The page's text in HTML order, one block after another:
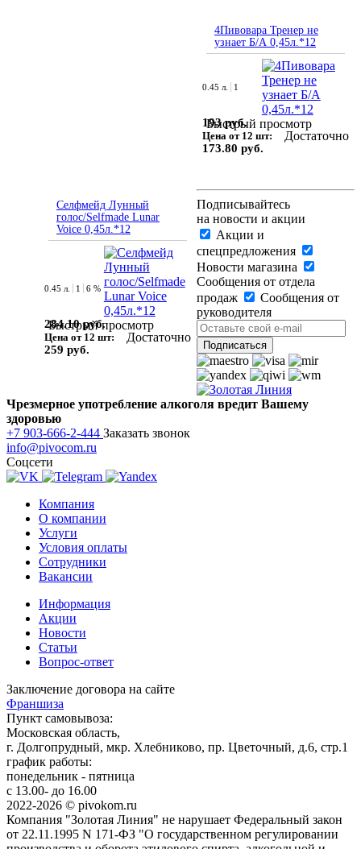
4Пивовара Тренер не
узнает Б/А 0,45л.*12
Быстрый просмотр
0.45 л. 1
193 руб.
Цена от 12 шт:
173.80 руб.
Достаточно
Селфмейд Лунный
голос/Selfmade Lunar
Voice 0,45л.*12
Быстрый просмотр
0.45 л. 1 6 %
284.10 руб.
Цена от 12 шт:
259 руб.
Достаточно
Подписывайтесь
на новости и акции
Акции и
спецпредложения
Новости магазина
Сообщения от отдела
продаж
Сообщения от
руководителя
Чрезмерное употребление алкоголя вредит Вашему
здоровью
+7 903-666-2-444 Заказать звонок
info@pivocom.ru
Соцсети
Компания
О компании
Услуги
Условия оплаты
Сотрудники
Вакансии
Информация
Акции
Новости
Статьи
Вопрос-ответ
Заключение договора на сайте
Франшиза
Пункт самовывоза:
Московская область,
г. Долгопрудный, мкр. Хлебниково, пр. Цветочный, д.6, стр.1
график работы:
понедельник - пятница
с 13.00- до 16.00
2022-2026 © pivokom.ru
Компания "Золотая Линия" не нарушает Федеральный закон
от 22.11.1995 N 171-ФЗ "О государственном регулировании